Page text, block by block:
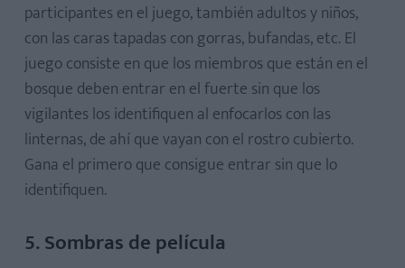
participantes en el juego, también adultos y niños,
con las caras tapadas con gorras, bufandas, etc. El
juego consiste en que los miembros que están en el
bosque deben entrar en el fuerte sin que los
vigilantes los identifiquen al enfocarlos con las
linternas, de ahí que vayan con el rostro cubierto.
Gana el primero que consigue entrar sin que lo
identifiquen.
5. Sombras de película